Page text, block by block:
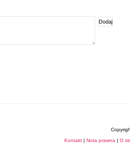
Kontakt
Nota prawna O